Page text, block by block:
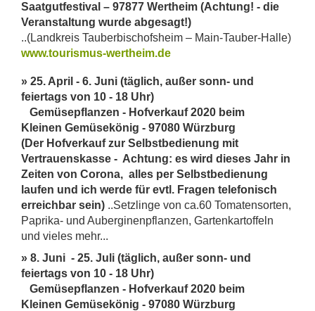
Saatgutfestival – 97877 Wertheim (Achtung! - die
Veranstaltung wurde abgesagt!)
..(Landkreis Tauberbischofsheim – Main-Tauber-Halle)
www.tourismus-wertheim.de
» 25. April - 6. Juni (täglich, außer sonn- und
feiertags von 10 - 18 Uhr)
Gemüsepflanzen - Hofverkauf 2020 beim
Kleinen Gemüsekönig - 97080 Würzburg
(Der Hofverkauf zur Selbstbedienung mit
Vertrauenskasse - Achtung: es wird dieses Jahr in
Zeiten von Corona, alles per Selbstbedienung
laufen und ich werde für evtl. Fragen telefonisch
erreichbar sein) ..Setzlinge von ca.60 Tomatensorten,
Paprika- und Auberginenpflanzen, Gartenkartoffeln
und vieles mehr...
» 8. Juni - 25. Juli (täglich, außer sonn- und
feiertags von 10 - 18 Uhr)
Gemüsepflanzen - Hofverkauf 2020 beim
Kleinen Gemüsekönig - 97080 Würzburg